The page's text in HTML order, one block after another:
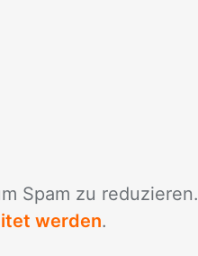
Spam zu re­du­zie­ren.
werden.